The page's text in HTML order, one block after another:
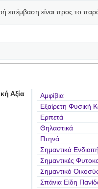
επέμβαση είναι προς το
Αξία
Αμφίβια
Εξαίρετη Φυσική
Ερπετά
Θηλαστικά
Πτηνά
Σημαντικά
Σημαντικές
Σημαντικό
Σπάνια Είδη